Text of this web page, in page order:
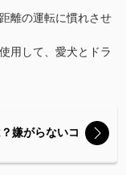
離の運転に慣れさせ
用して、愛犬とドラ
嫌がらないコ